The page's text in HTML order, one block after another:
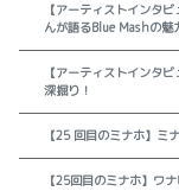
【アーティストインタ
んが語るBlue Mashの魅
【アーティストインタ
深掘り！
【25 回目のミナホ】ミ
【25回目のミナホ】ワ